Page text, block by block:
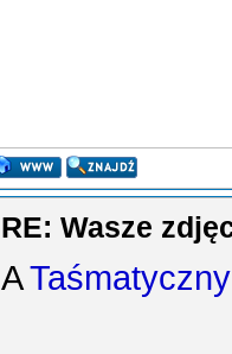
RE: Wasze
ATaśmatyczny